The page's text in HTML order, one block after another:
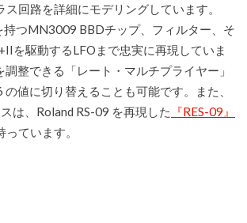
回路を詳細にモデリングしています。
つMN3009 BBDチップ、フィルター、そ
を駆動するLFOまで忠実に再現していま
整できる「レート・マルチプライヤー」
値に切り替えることも可能です。また、
は、Roland RS-09 を再現した
『RES-09』
ています。